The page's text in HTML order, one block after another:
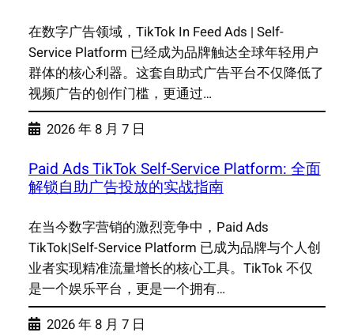
在数字广告领域，TikTok In Feed Ads | Self-
Service Platform 已经成为品牌触达全球年轻用户
群体的核心利器。这套自助式广告平台不仅降低了
视频广告的创作门槛，更通过…
2026 年 8 月 7 日
Paid Ads TikTok Self-Service Platform: 全面
解锁自助广告投放的实战指南
在当今数字营销的激烈竞争中，Paid Ads
TikTok|Self-Service Platform 已成为品牌与个人创
业者实现精准流量增长的核心工具。TikTok 不仅
是一个娱乐平台，更是一个拥有…
2026 年 8 月 7 日